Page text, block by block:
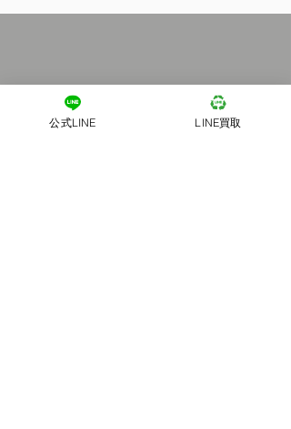
公式LINE LINE買取